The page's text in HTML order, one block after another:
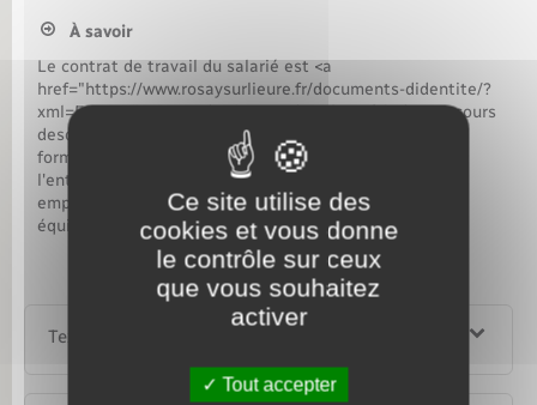
À savoir
Le contrat de travail du salarié est <a
href="https://www.rosaysurlieure.fr/documents-didentite/?
xml=F21050">suspendu</a> pendant les périodes au cours
desquelles le salarié en arrêt de travail bénéficie d'une
formation. Ainsi, par exemple, à son retour dans
l'entreprise, le salarié doit retrouver son emploi ou un
emploi similaire, assorti d'une rémunération au moins
équivalente.
Textes de référence
Ce site utilise des
cookies et vous donne
le contrôle sur ceux
que vous souhaitez
activer
Tout accepter